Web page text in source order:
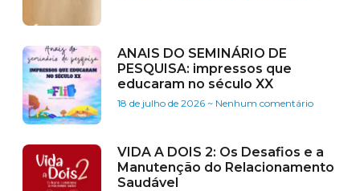
ANAIS DO SEMINÁRIO DE
PESQUISA: impressos que
educaram no século XX
18 de julho de 2026 Nenhum comentário
VIDA A DOIS 2: Os Desafios e a
Manutenção do Relacionamento
Saudável